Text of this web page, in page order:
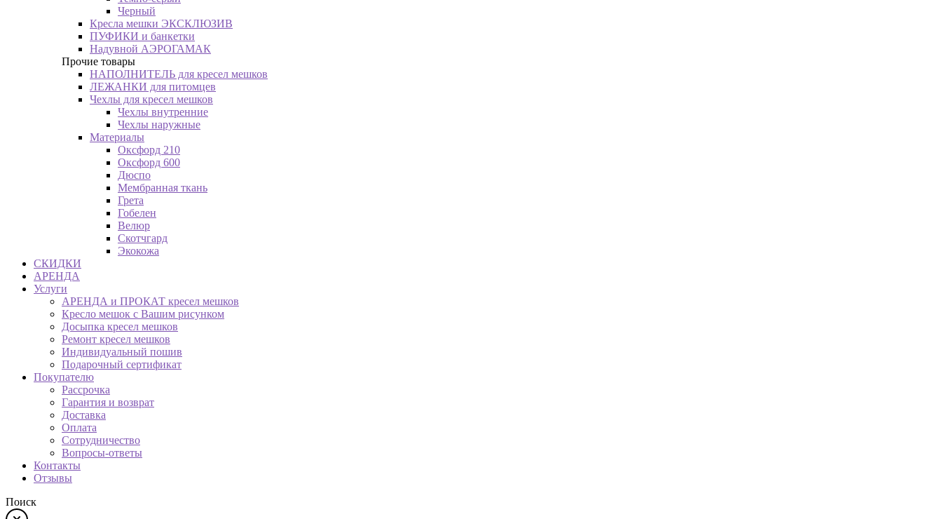
Черный
Кресла мешки ЭКСКЛЮЗИВ
ПУФИКИ и банкетки
Надувной АЭРОГАМАК
Прочие товары
НАПОЛНИТЕЛЬ для кресел мешков
ЛЕЖАНКИ для питомцев
Чехлы для кресел мешков
Чехлы внутренние
Чехлы наружные
Материалы
Оксфорд 210
Оксфорд 600
Дюспо
Мембранная ткань
Грета
Гобелен
Велюр
Скотчгард
Экокожа
СКИДКИ
АРЕНДА
Услуги
АРЕНДА и ПРОКАТ кресел мешков
Кресло мешок с Вашим рисунком
Досыпка кресел мешков
Ремонт кресел мешков
Индивидуальный пошив
Подарочный сертификат
Покупателю
Рассрочка
Гарантия и возврат
Доставка
Оплата
Сотрудничество
Вопросы-ответы
Контакты
Отзывы
Поиск